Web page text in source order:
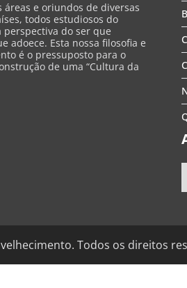
áreas e oriundos de diversas
todos estudiosos do
perspectiva do ser que
adoece. Esta nossa filosofia e
é o pressuposto para o
de uma “Cultura da
Todos os direitos